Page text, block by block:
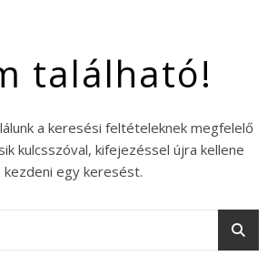
található!
a keresési feltételeknek megfelelő
kulcsszóval, kifejezéssel újra kellene
kezdeni egy keresést.